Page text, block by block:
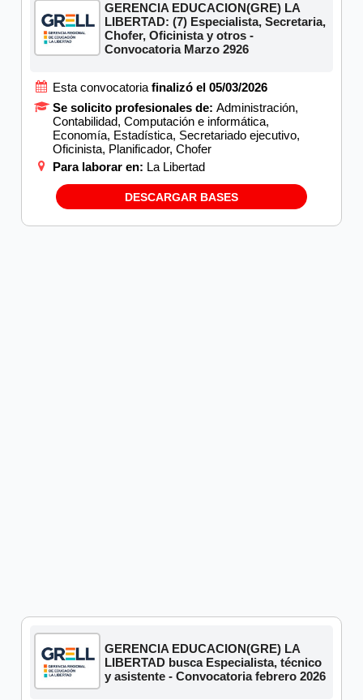
GERENCIA EDUCACION(GRE) LA
LIBERTAD: (7) Especialista, Secretaria,
Chofer, Oficinista y otros -
Convocatoria Marzo 2926
Esta convocatoria finalizó el 05/03/2026
Se solicito profesionales de: Administración,
Contabilidad, Computación e informática,
Economía, Estadística, Secretariado ejecutivo,
Oficinista, Planificador, Chofer
Para laborar en: La Libertad
DESCARGAR BASES
GERENCIA EDUCACION(GRE) LA
LIBERTAD busca Especialista, técnico
y asistente - Convocatoria febrero 2026